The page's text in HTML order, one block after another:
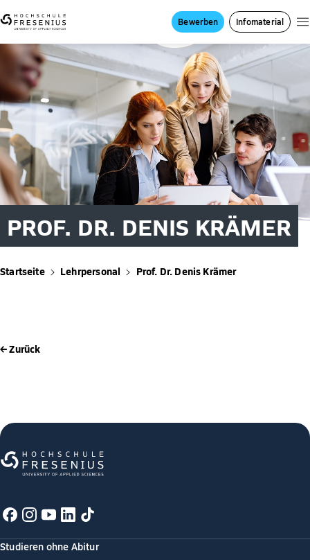
Bewerben Infomaterial
PROF. DR. DENIS KRÄMER
Startseite Lehrpersonal Prof. Dr. Denis Krämer
← Zurück
Studieren ohne Abitur